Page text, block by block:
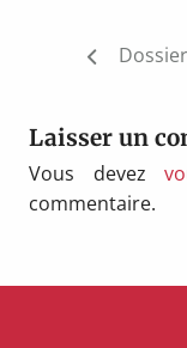
l’article
Laisser un
Vous devez
commentaire.